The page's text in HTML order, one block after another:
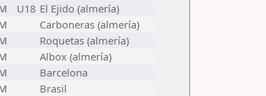
U18 El Ejido (almería)
Carboneras (almería)
Roquetas (almería)
Albox (almería)
Barcelona
Brasil